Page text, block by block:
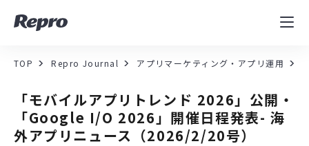
MAツール
コンサルティング
導入事例
TOP Repro Journal アプリマーケティング・アプリ運用
「モバイルアプリトレンド 2026」公開・
「Google I/O 2026」開催日程発表- 海
外アプリニュース（2026/2/20号）